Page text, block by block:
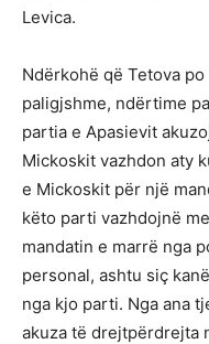
Levica.
Ndërkohë që Tetova
paligjshme, ndërtime
partia e Apasievit
Mickoskit vazhdon aty
e Mickoskit për një
këto parti vazhdojnë
mandatin e marrë nga
personal, ashtu siç
nga kjo parti. Nga ana
akuza të drejtpërdrejta